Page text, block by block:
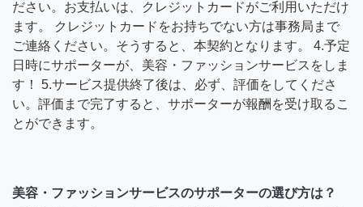
ださい。お支払いは、クレジットカードがご利用いただけ
ます。 クレジットカードをお持ちでない方は事務局まで
ご連絡ください。そうすると、本契約となります。 4.予定
日時にサポーターが、美容・ファッションサービスをしま
す！ 5.サービス提供終了後は、必ず、評価をしてくださ
い。評価まで完了すると、サポーターが報酬を受け取るこ
とができます。
美容・ファッションサービスのサポーターの選び方は？